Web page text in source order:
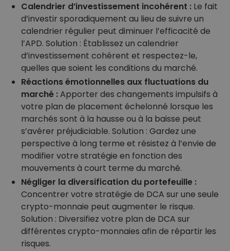
Calendrier d’investissement incohérent : Le fait
d’investir sporadiquement au lieu de suivre un
calendrier régulier peut diminuer l’efficacité de
l’APD. Solution : Établissez un calendrier
d’investissement cohérent et respectez-le,
quelles que soient les conditions du marché.
Réactions émotionnelles aux fluctuations du
marché :Apporter des changements impulsifs à
votre plan de placement échelonné lorsque les
marchés sont à la hausse ou à la baisse peut
s’avérer préjudiciable. Solution : Gardez une
perspective à long terme et résistez à l’envie de
modifier votre stratégie en fonction des
mouvements à court terme du marché.
Négliger la diversification du portefeuille :
Concentrer votre stratégie de DCA sur une seule
crypto-monnaie peut augmenter le risque.
Solution : Diversifiez votre plan de DCA sur
différentes crypto-monnaies afin de répartir les
risques.